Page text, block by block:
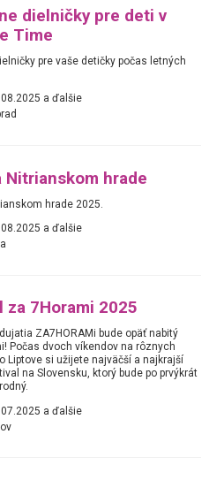
dielničky pre deti v
Time
pre vaše detičky počas letných
a ďalšie
Nitrianskom hrade
hrade 2025.
a ďalšie
za 7Horami 2025
ZA7HORAMi bude opäť nabitý
Počas dvoch víkendov na rôznych
Liptove si užijete najväčší a najkrajší
na Slovensku, ktorý bude po prvýkrát
a ďalšie